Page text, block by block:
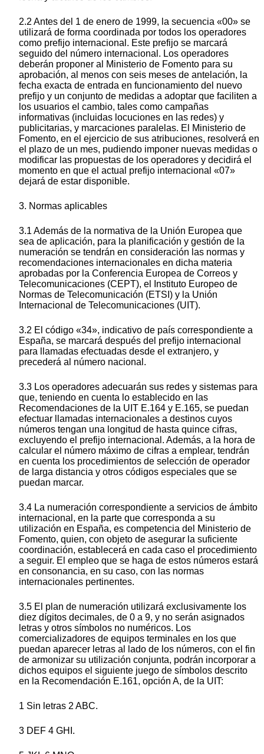
2.2 Antes del 1 de enero de 1999, la secuencia «00» se
utilizará de forma coordinada por todos los operadores
como prefijo internacional. Este prefijo se marcará
seguido del número internacional. Los operadores
deberán proponer al Ministerio de Fomento para su
aprobación, al menos con seis meses de antelación, la
fecha exacta de entrada en funcionamiento del nuevo
prefijo y un conjunto de medidas a adoptar que faciliten a
los usuarios el cambio, tales como campañas
informativas (incluidas locuciones en las redes) y
publicitarias, y marcaciones paralelas. El Ministerio de
Fomento, en el ejercicio de sus atribuciones, resolverá en
el plazo de un mes, pudiendo imponer nuevas medidas o
modificar las propuestas de los operadores y decidirá el
momento en que el actual prefijo internacional «07»
dejará de estar disponible.
3. Normas aplicables
3.1 Además de la normativa de la Unión Europea que
sea de aplicación, para la planificación y gestión de la
numeración se tendrán en consideración las normas y
recomendaciones internacionales en dicha materia
aprobadas por la Conferencia Europea de Correos y
Telecomunicaciones (CEPT), el Instituto Europeo de
Normas de Telecomunicación (ETSI) y la Unión
Internacional de Telecomunicaciones (UIT).
3.2 El código «34», indicativo de país correspondiente a
España, se marcará después del prefijo internacional
para llamadas efectuadas desde el extranjero, y
precederá al número nacional.
3.3 Los operadores adecuarán sus redes y sistemas para
que, teniendo en cuenta lo establecido en las
Recomendaciones de la UIT E.164 y E.165, se puedan
efectuar llamadas internacionales a destinos cuyos
números tengan una longitud de hasta quince cifras,
excluyendo el prefijo internacional. Además, a la hora de
calcular el número máximo de cifras a emplear, tendrán
en cuenta los procedimientos de selección de operador
de larga distancia y otros códigos especiales que se
puedan marcar.
3.4 La numeración correspondiente a servicios de ámbito
internacional, en la parte que corresponda a su
utilización en España, es competencia del Ministerio de
Fomento, quien, con objeto de asegurar la suficiente
coordinación, establecerá en cada caso el procedimiento
a seguir. El empleo que se haga de estos números estará
en consonancia, en su caso, con las normas
internacionales pertinentes.
3.5 El plan de numeración utilizará exclusivamente los
diez dígitos decimales, de 0 a 9, y no serán asignados
letras y otros símbolos no numéricos. Los
comercializadores de equipos terminales en los que
puedan aparecer letras al lado de los números, con el fin
de armonizar su utilización conjunta, podrán incorporar a
dichos equipos el siguiente juego de símbolos descrito
en la Recomendación E.161, opción A, de la UIT:
1 Sin letras 2 ABC.
3 DEF 4 GHI.